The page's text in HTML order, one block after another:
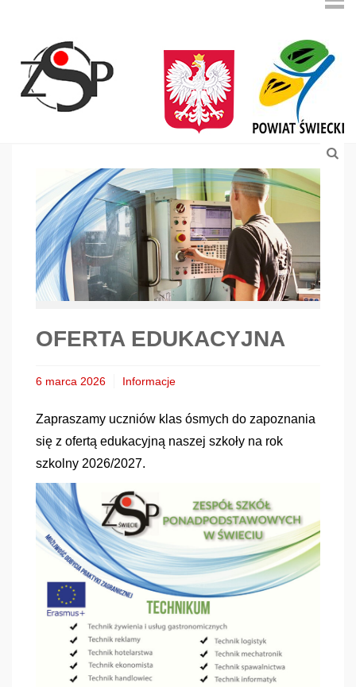
OFERTA EDUKACYJNA
6 marca 2026 Informacje
Zapraszamy uczniów klas ósmych do zapoznania
się z ofertą edukacyjną naszej szkoły na rok
szkolny 2026/2027.